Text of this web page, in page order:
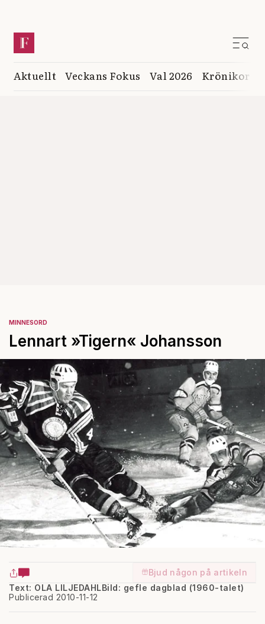
Aktuellt Veckans Fokus Val 2026 Krönikor
MINNESORD
Lennart »Tigern« Johansson
Bjud någon på artikeln
Text: OLA LILJEDAHL
Publicerad 2010-11-12
Bild: gefle dagblad (1960-talet)